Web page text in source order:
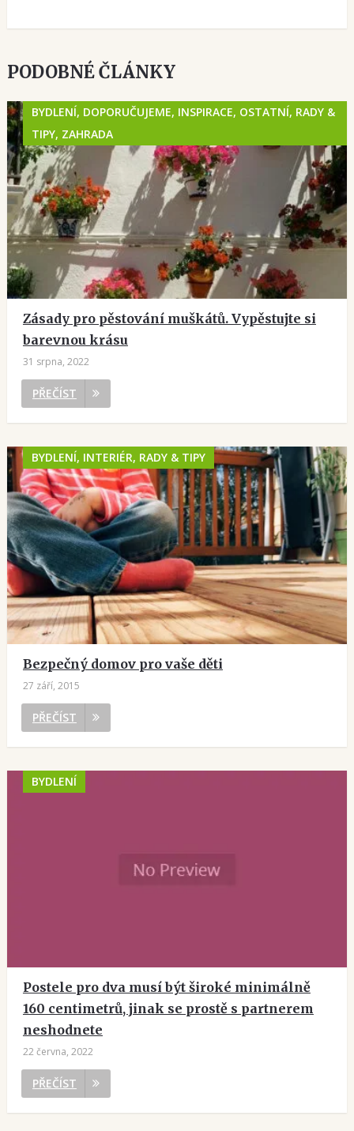
PODOBNÉ ČLÁNKY
BYDLENÍ, DOPORUČUJEME, INSPIRACE, OSTATNÍ, RADY &
TIPY, ZAHRADA
Zásady pro pěstování muškátů. Vypěstujte si
barevnou krásu
31 srpna, 2022
PŘEČÍST
BYDLENÍ, INTERIÉR, RADY & TIPY
Bezpečný domov pro vaše děti
27 září, 2015
PŘEČÍST
BYDLENÍ
Postele pro dva musí být široké minimálně
160 centimetrů, jinak se prostě s partnerem
neshodnete
22 června, 2022
PŘEČÍST